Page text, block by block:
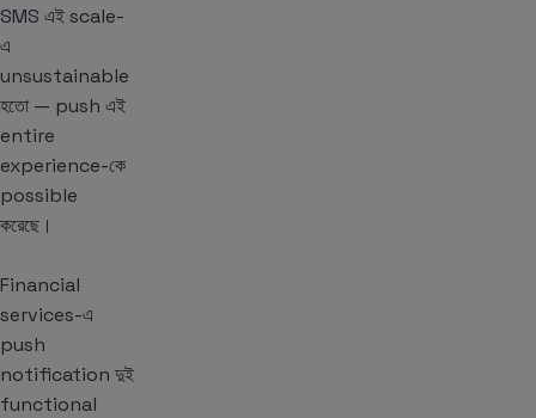
SMS এই scale-
এ
unsustainable
হতো — push এই
entire
experience-কে
possible
করেছে।
Financial
services-এ
push
notification দুই
functional